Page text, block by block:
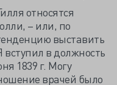
относятся
– или, по
выставить
в должность
1839 г. Могу
врачей было